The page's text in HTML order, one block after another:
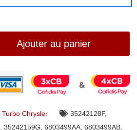
Ajouter au panier
Turbo Chrysler 35242128F,
, 35242159G, 6803499AA, 6803499AB,